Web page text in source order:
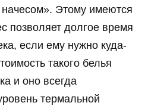
Этому имеются
позволяет долгое время
если ему нужно куда-
такого белья
и оно всегда
термальной